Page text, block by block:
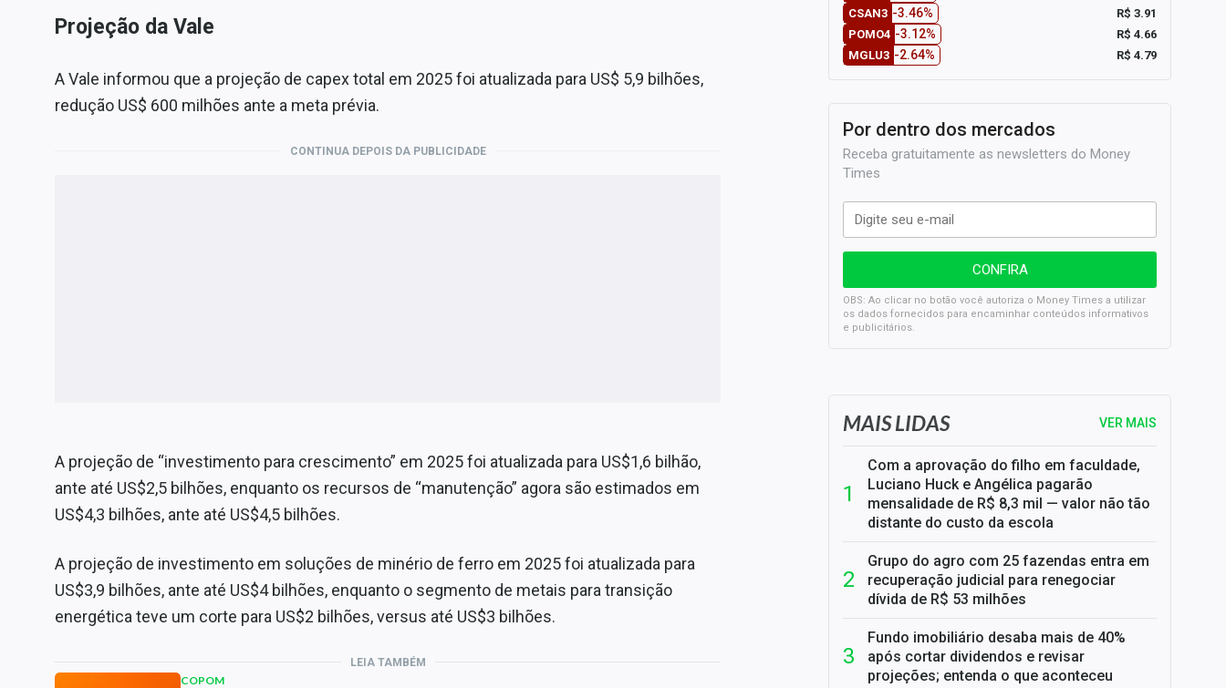
Projeção da Vale
A Vale informou que a projeção de capex total em 2025 foi atualizada para US$ 5,9 bilhões,
redução US$ 600 milhões ante a meta prévia.
CONTINUA DEPOIS DA PUBLICIDADE
A projeção de “investimento para crescimento” em 2025 foi atualizada para US$1,6 bilhão,
ante até US$2,5 bilhões, enquanto os recursos de “manutenção” agora são estimados em
US$4,3 bilhões, ante até US$4,5 bilhões.
A projeção de investimento em soluções de minério de ferro em 2025 foi atualizada para
US$3,9 bilhões, ante até US$4 bilhões, enquanto o segmento de metais para transição
energética teve um corte para US$2 bilhões, versus até US$3 bilhões.
LEIA TAMBÉM
COPOM
CSAN3 -3.46%
R$ 3.91
POMO4 -3.12%
R$ 4.66
MGLU3 -2.64% R$ 4.79
Por dentro dos mercados
Receba gratuitamente as newsletters do Money
Times
OBS: Ao clicar no botão você autoriza o Money Times a utilizar
os dados fornecidos para encaminhar conteúdos informativos
e publicitários.
SELIC em 14%: A repercussão da decisão sobre os JUROS
MAIS LIDAS VER MAIS
Com a aprovação do filho em faculdade,
Luciano Huck e Angélica pagarão
mensalidade de R$ 8,3 mil — valor não tão
distante do custo da escola
Grupo do agro com 25 fazendas entra em
recuperação judicial para renegociar
dívida de R$ 53 milhões
Fundo imobiliário desaba mais de 40%
após cortar dividendos e revisar
projeções; entenda o que aconteceu